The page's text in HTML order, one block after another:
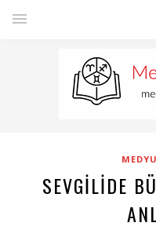
SEVGILIDE